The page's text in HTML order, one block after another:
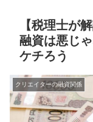
【税理士が
融資は悪じ
ケチろう
クリエイターの融資関係